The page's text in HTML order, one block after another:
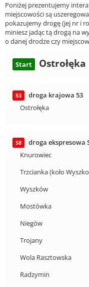
Poniżej prezentujemy
miejscowości są
pokazujemy drogę (jej nr i
miniesz jadąc tą drogą na
o danej drodze czy
Start Ostrołęka
53
droga krajowa 53
Ostrołęka
S8
droga ekspresowa
Knurowiec
Trzcianka (koło
Wyszków
Mostówka
Niegów
Trojany
Wola Rasztowska
Radzymin